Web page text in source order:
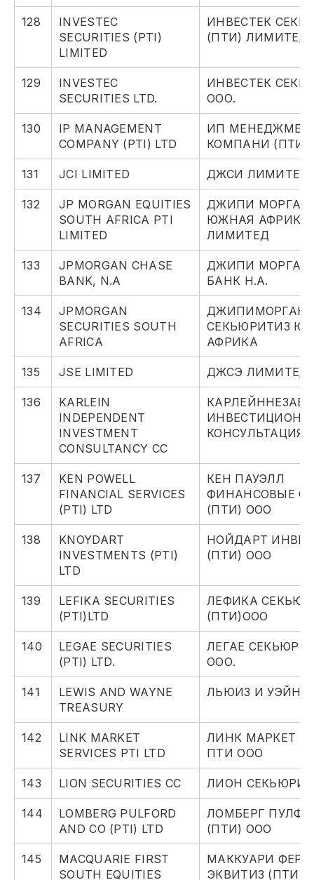
128
INVESTEC
SECURITIES (PTI)
LIMITED
ИНВЕСТЕК
(ПТИ) ЛИМИТЕД
129
INVESTEC
SECURITIES LTD.
ИНВЕСТЕК
ООО.
130
IP MANAGEMENT
COMPANY (PTI) LTD
ИП
КОМПАНИ (ПТИ)
131 JCI LIMITED ДЖСИ ЛИМИТЕД
132
JP MORGAN EQUITIES
SOUTH AFRICA PTI
LIMITED
ДЖИПИ МОРГАН
ЮЖНАЯ АФРИКА
ЛИМИТЕД
133
JPMORGAN CHASE
BANK, N.A
ДЖИПИ МОРГАН
БАНК Н.А.
134
JPMORGAN
SECURITIES SOUTH
AFRICA
ДЖИПИМОРГАН
СЕКЬЮРИТИЗ
АФРИКА
135 JSE LIMITED ДЖСЭ ЛИМИТЕД
136
KARLEIN
INDEPENDENT
INVESTMENT
CONSULTANCY CC
КОНСУЛЬТАЦИЯ
137
KEN POWELL
FINANCIAL SERVICES
(PTI) LTD
КЕН ПАУЭЛЛ
ФИНАНСОВЫЕ
(ПТИ) ООО
138
KNOYDART
INVESTMENTS (PTI)
LTD
НОЙДАРТ
(ПТИ) ООО
139
LEFIKA SECURITIES
(PTI)LTD
ЛЕФИКА
(ПТИ)ООО
140
LEGAE SECURITIES
(PTI) LTD.
ЛЕГАЕ
ООО.
141
LEWIS AND WAYNE
TREASURY
ЛЬЮИЗ И УЭЙН
142
LINK MARKET
SERVICES PTI LTD
ЛИНК МАРКЕТ
ПТИ ООО
143 LION SECURITIES CC ЛИОН
144
LOMBERG PULFORD
AND CO (PTI) LTD
ЛОМБЕРГ
(ПТИ) ООО
145
MACQUARIE FIRST
SOUTH EQUITIES
МАККУАРИ
ЭКВИТИЗ (ПТИ)